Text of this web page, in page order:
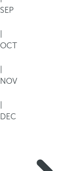
SEP
OCT
NOV
DEC